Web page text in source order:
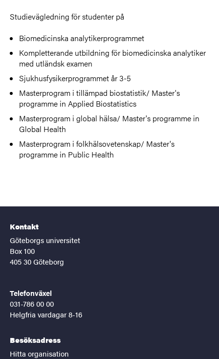
Studievägledning för studenter på
Biomedicinska analytikerprogrammet
Kompletterande utbildning för biomedicinska analytiker
med utländsk examen
Sjukhusfysikerprogrammet år 3-5
Masterprogram i tillämpad biostatistik/ Master's
programme in Applied Biostatistics
Masterprogram i global hälsa/ Master's programme in
Global Health
Masterprogram i folkhälsovetenskap/ Master's
programme in Public Health
Kontakt
Göteborgs universitet
Box 100
405 30 Göteborg
Telefonväxel
031-786 00 00
Helgfria vardagar 8-16
Besöksadress
Hitta organisation